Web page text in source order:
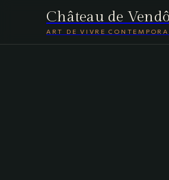
Château de
ART DE VIVRE